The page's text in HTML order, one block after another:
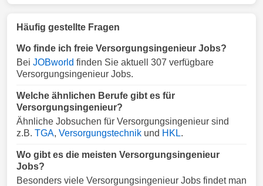
Häufig gestellte Fragen
Wo finde ich freie Versorgungsingenieur Jobs?
Bei JOBworld finden Sie aktuell 307 verfügbare
Versorgungsingenieur Jobs.
Welche ähnlichen Berufe gibt es für
Versorgungsingenieur?
Ähnliche Jobsuchen für Versorgungsingenieur sind
z.B. TGA, Versorgungstechnik und HKL.
Wo gibt es die meisten Versorgungsingenieur
Jobs?
Besonders viele Versorgungsingenieur Jobs findet man